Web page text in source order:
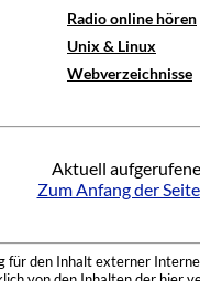
Radio online hören
Unix & Linux
Webverzeichnisse
Aktuell
Zum Anfang der Seite
den Inhalt externer